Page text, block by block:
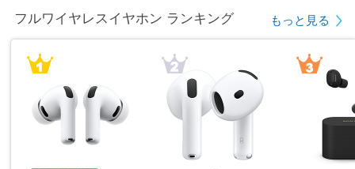
フルワイヤレスイヤホン ランキング もっと見る